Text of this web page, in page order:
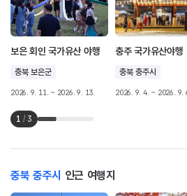
보은 회인 국가유산 야행
충북 보은군
2026. 9. 11. ~ 2026. 9. 13.
충주 국가유산야행
충북 충주시
2026. 9. 4. ~ 2026. 9.
1 / 3
충북 충주시 인근 여행지